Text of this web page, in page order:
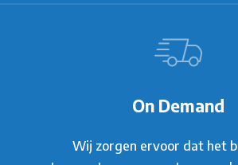
On Demand
Wij zorgen ervoor dat het